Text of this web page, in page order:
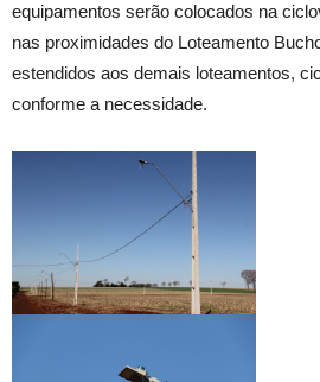
equipamentos serão colocados na
nas proximidades do Loteamento
estendidos aos demais loteamentos,
conforme a necessidade.